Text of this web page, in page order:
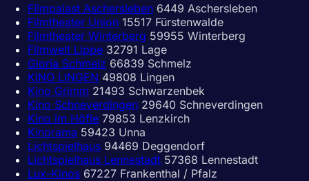
Filmpalast Aschersleben 6449 Aschersleben
Filmtheater Union 15517 Fürstenwalde
Filmtheater Winterberg 59955 Winterberg
Filmwelt Lippe 32791 Lage
Gloria Schmelz 66839 Schmelz
KINO LINGEN 49808 Lingen
Kino Grimm 21493 Schwarzenbek
Kino Schneverdingen 29640 Schneverdingen
Kino im Höfle 79853 Lenzkirch
Kinorama 59423 Unna
Lichtspielhaus 94469 Deggendorf
Lichtspielhaus Lennestadt 57368 Lennestadt
Lux-Kinos 67227 Frankenthal / Pfalz